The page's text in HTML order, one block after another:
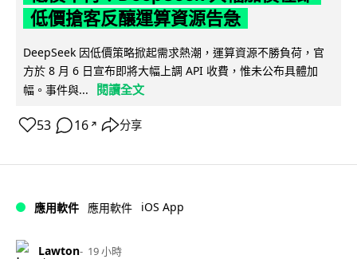
低價搶客反釀運算資源告急
DeepSeek 因低價策略掀起需求熱潮，運算資源不勝負荷，官
方於 8 月 6 日宣布即將大幅上調 API 收費，惟未公布具體加
幅。事件與...
閱讀全文
53 16 ↗ 分享
應用軟件 應用軟件 iOS App
Lawton 19 小時